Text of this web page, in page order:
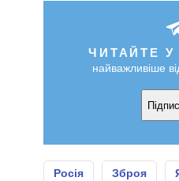
ЧИТАЙТЕ У
найважливіше
Росія Зброя